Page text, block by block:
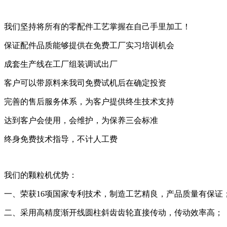
我们坚持将所有的零配件工艺掌握在自己手里加工！
保证配件品质能够提供在免费工厂实习培训机会
成套生产线在工厂组装调试出厂
客户可以带原料来我司免费试机后在确定投资
完善的售后服务体系，为客户提供终生技术支持
达到客户会使用，会维护，为保养三会标准
终身免费技术指导，不计人工费
我们的颗粒机优势：
一、荣获16项国家专利技术，制造工艺精良，产品质量有保证
二、采用高精度渐开线圆柱斜齿齿轮直接传动，传动效率高；